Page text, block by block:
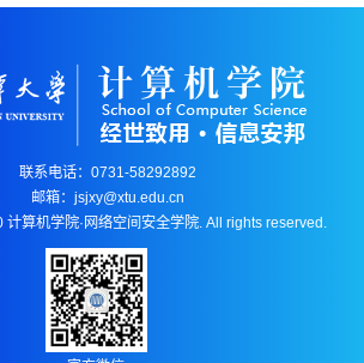
联系电话：0731-58292892
邮箱：jsjxy@xtu.edu.cn
算机学院·网络空间安全学院. All rights reserved.